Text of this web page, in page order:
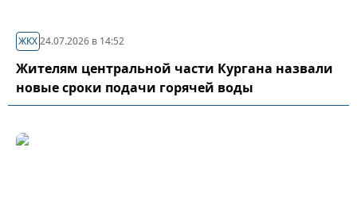
ЖКХ24.07.2026 в 14:52
Жителям центральной части Кургана назвали
новые сроки подачи горячей воды